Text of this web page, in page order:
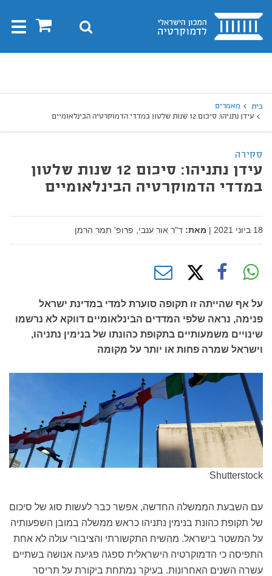
בית 0 חיפוש
בית
מאמרים
עידן נתניהו: סיכום 12 שנות שלטון במדדי הדמוקרטיה הבינלאומיים
סקירה
עידן נתניהו: סיכום 12 שנות שלטון
במדדי הדמוקרטיה הבינלאומיים
18 ביוני 2021 | מאת: ד"ר אור ענבי, פרופ' תמר הרמן
על אף שהייתה זו תקופה סוערת למדי במדינת ישראל
פנימה, נראה שלפי המדדים הבינלאומיים דווקא לא נרשמו
שינויים משמעותיים בתקופת כהונתו של בנימין נתניהו,
וישראל שמרה פחות או יותר על מקומה
Shutterstock
עם השבעת הממשלה החדשה, אפשר כבר לעשות סוג של סיכום
של תקופת כהונת בנימין נתניהו כראש ממשלה במובן השפעותיה
על המשטר בישראל. מהשיח התקשורתי והציבורי עולה לא אחת
התפיסה כי הדמוקרטיה הישראלית ספגה פגיעה אנושה בשתיים
עשרה השנים האחרונות. בעיקר נמתחת ביקורת על תריסר